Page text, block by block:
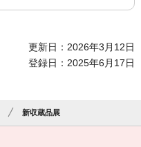
更新日：2026年3月12日
登録日：2025年6月17日
新収蔵品展